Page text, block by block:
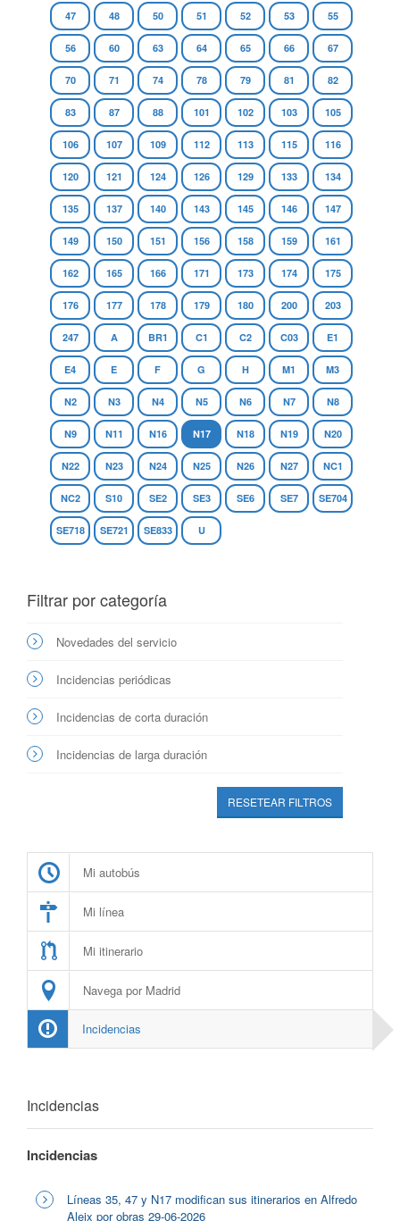
47 48 50 51 52 53 55
56 60 63 64 65 66 67
70 71 74 78 79 81 82
83 87 88 101 102 103 105
106 107 109 112 113 115 116
120 121 124 126 129 133 134
135 137 140 143 145 146 147
149 150 151 156 158 159 161
162 165 166 171 173 174 175
176 177 178 179 180 200 203
247 A BR1 C1 C2 C03 E1
E4 E F G H M1 M3
N2 N3 N4 N5 N6 N7 N8
N9 N11 N16 N17 N18 N19 N20
N22 N23 N24 N25 N26 N27 NC1
NC2 S10 SE2 SE3 SE6 SE7 SE704
SE718 SE721 SE833 U
Filtrar por categoría
Novedades del servicio
Incidencias periódicas
Incidencias de corta duración
Incidencias de larga duración
RESETEAR FILTROS
Mi autobús
Mi línea
Mi itinerario
Navega por Madrid
Incidencias
Incidencias
Incidencias
Líneas 35, 47 y N17 modifican sus itinerarios en Alfredo
Aleix por obras 29-06-2026